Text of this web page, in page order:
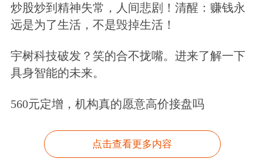
炒股炒到精神失常，人间悲剧！清醒：赚钱永
远是为了生活，不是毁掉生活！
宇树科技破发？笑的合不拢嘴。进来了解一下
具身智能的未来。
560元定增，机构真的愿意高价接盘吗
点击查看更多内容